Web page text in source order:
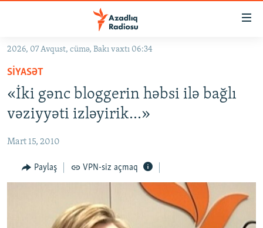
Əsas
qayıt
Əsas
naviqasiyaya
qayıt
GÜNDƏM
#İZAHLA
KORRUPSIOMETR
#ƏSLINDƏ
FƏRQƏ BAX
QANUNI DOĞRU
MULTIMEDIA
2026, 07 Avqust, cümə, Bakı vaxtı 06:34
SIYASƏT
«İki gənc bloggerin həbsi ilə bağlı
vəziyyəti izləyirik...»
Mart 15, 2010
Paylaş VPN-siz açmaq